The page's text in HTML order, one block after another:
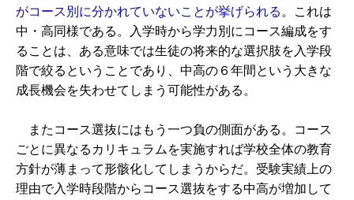
がコース別に分かれていないことが挙げられる 。これは
中・高同様である。入学時から学力別にコース編成をす
ることは、ある意味では生徒の将来的な選択肢を入学段
階で絞るということであり、中高の６年間という大きな
成長機会を失わせてしまう可能性がある。
またコース選抜にはもう一つ負の側面がある。コース
ごとに異なるカリキュラムを実施すれば学校全体の教育
方針が薄まって形骸化してしまうからだ。受験実績上の
理由で入学時段階からコース選抜をする中高が増加して